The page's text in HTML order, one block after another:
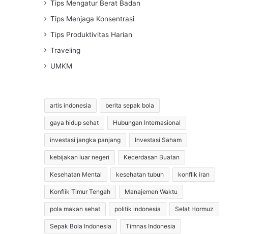
Tips Mengatur Berat Badan
Tips Menjaga Konsentrasi
Tips Produktivitas Harian
Traveling
UMKM
artis indonesia berita sepak bola
gaya hidup sehat Hubungan Internasional
investasi jangka panjang Investasi Saham
kebijakan luar negeri Kecerdasan Buatan
Kesehatan Mental kesehatan tubuh konflik iran
Konflik Timur Tengah Manajemen Waktu
pola makan sehat politik indonesia Selat Hormuz
Sepak Bola Indonesia Timnas Indonesia